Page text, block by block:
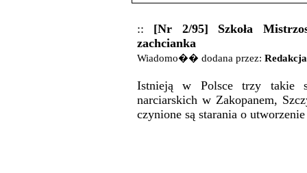
:: [Nr 2/95] Szkoła
zachcianka
Wiadomo�� dodana przez: Redakcja
Istnieją w Polsce trzy takie
narciarskich w Zakopanem,
czynione są starania o